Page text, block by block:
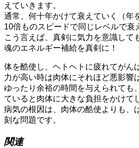
えていきます。
通常、何十年かけて衰えていく（年
10倍ものスピードで同じレベルで衰
こう言えば、真剣に気力を意識して
魂のエネルギー補給を真剣に！
体を酷使し、ヘトヘトに疲れてがん
力が高い時は肉体にそれほど悪影響
ゆったり余裕の時間を与えられても
ていると肉体に大きな負担をかけて
病気の根因は、肉体の酷使よりも、
刻な問題です。
関連